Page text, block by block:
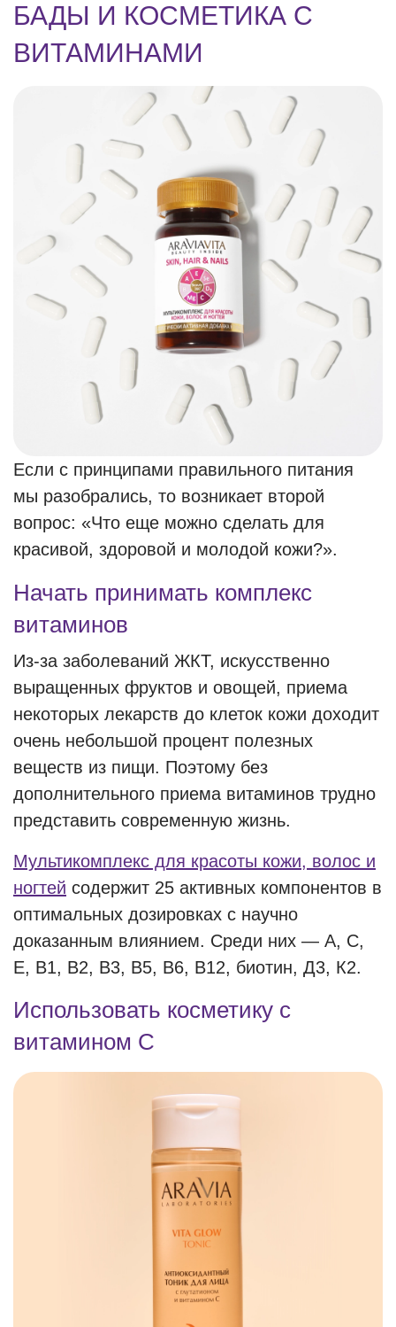
БАДЫ И КОСМЕТИКА С
ВИТАМИНАМИ
Если с принципами правильного питания
мы разобрались, то возникает второй
вопрос: «Что еще можно сделать для
красивой, здоровой и молодой кожи?».
Начать принимать комплекс
витаминов
Из-за заболеваний ЖКТ, искусственно
выращенных фруктов и овощей, приема
некоторых лекарств до клеток кожи доходит
очень небольшой процент полезных
веществ из пищи. Поэтому без
дополнительного приема витаминов трудно
представить современную жизнь.
Мультикомплекс для красоты кожи, волос и
ногтей содержит 25 активных компонентов в
оптимальных дозировках с научно
доказанным влиянием. Среди них — А, С,
Е, В1, В2, В3, В5, В6, В12, биотин, Д3, К2.
Использовать косметику с
витамином С